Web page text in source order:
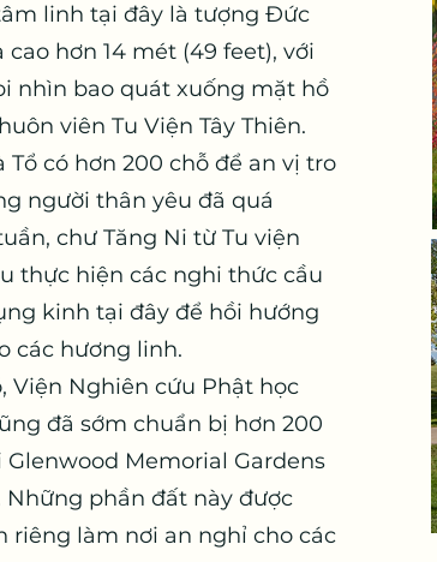
linh tại đây là tượng Đức
cao hơn 14 mét (49 feet), với
nhìn bao quát xuống mặt hồ
viên Tu Viện Tây Thiên.
Tổ có hơn 200 chỗ để an vị tro
người thân yêu đã quá
chư Tăng Ni từ Tu viện
thực hiện các nghi thức cầu
kinh tại đây để hồi hướng
các hương linh.
Viện Nghiên cứu Phật học
đã sớm chuẩn bị hơn 200
Memorial Gardens
Những phần đất này được
riêng làm nơi an nghỉ cho các